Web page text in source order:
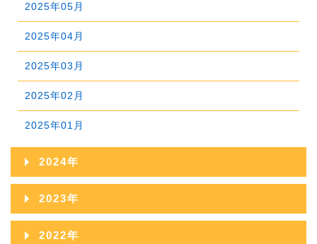
2025年05月
2025年04月
2025年03月
2025年02月
2025年01月
2024年
2024年12月
2024年11月
2023年
2023年12月
2022年